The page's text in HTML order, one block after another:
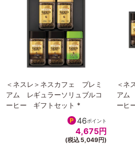
＜ネスレ＞ネスカフェ プレミ
アム レギュラーソリュブルコ
ーヒー ギフトセット *
46ポイント
4,675円
(税込 5,049円)
＜ネ
アム
ーヒ